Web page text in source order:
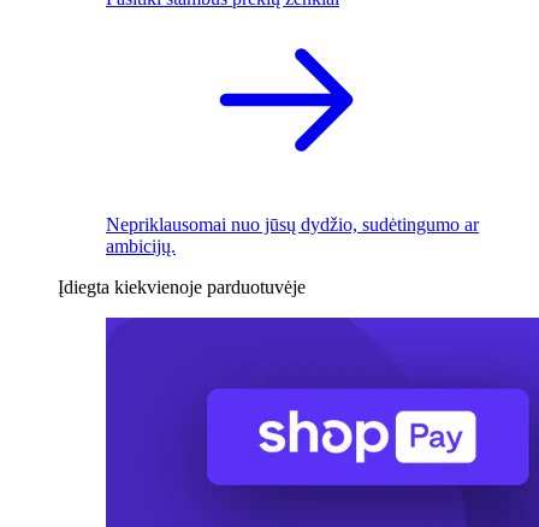
Nepriklausomai nuo jūsų dydžio, sudėtingumo ar
ambicijų.
Įdiegta kiekvienoje parduotuvėje